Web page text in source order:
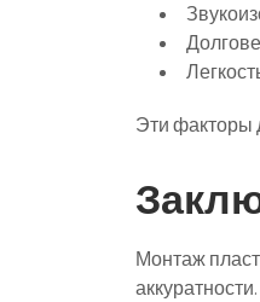
Эти факторы
Монтаж